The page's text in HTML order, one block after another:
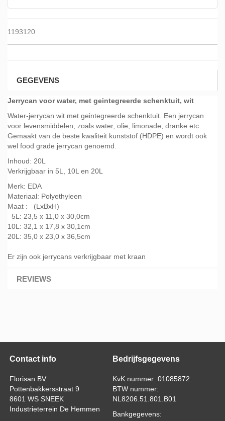
1193120
GEGEVENS
Jerrycan voor water, met geintegreerde schenktuit, wit
Water-jerrycan wit met geintegreerde schenktuit. Een jerrycan
voor levensmiddelen, zoals water, olie, limonade, dranke etc.
Gemaakt van de beste kwaliteit kunststof (HDPE) en wordt ook
wel food grade jerrycan genoemd.
Inhoud: 20L
Verkrijgbaar in 5L, 10L en 20L
Merk: EDA
Materiaal: Polyethyleen
Maat : (LxBxH)
5L: 23,5 x 11,0 x 30,0cm
10L: 32,1 x 17,8 x 30,1cm
20L: 35,0 x 23,0 x 36,5cm
Er zijn ook jerrycans verkrijgbaar met kraan
REVIEWS
Contact info
Florisan BV
Pottenbakkersstraat 9
8601 WS SNEEK
Industrieterrein De Hemmen
Bedrijfsgegevens
KvK nummer: 01085872
BTW nummer:
NL8206.51.801.B01
Bankgegevens: